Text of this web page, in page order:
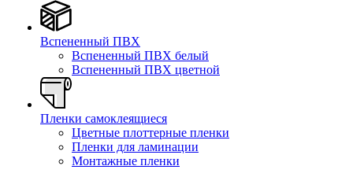
Вспененный ПВХ
Вспененный ПВХ белый
Вспененный ПВХ цветной
Пленки самоклеящиеся
Цветные плоттерные пленки
Пленки для ламинации
Монтажные пленки